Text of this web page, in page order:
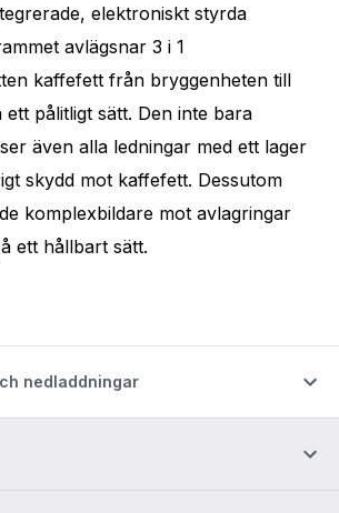
elektroniskt styrda
avlägsnar 3 i 1
kaffefett från bryggenheten till
pålitligt sätt. Den inte bara
även alla ledningar med ett lager
skydd mot kaffefett. Dessutom
komplexbildare mot avlagringar
ett hållbart sätt.
nedladdningar